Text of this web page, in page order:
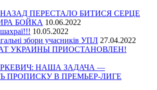
НАЗАД ПЕРЕСТАЛО БИТИСЯ СЕРЦЕ
БОЙКА 10.06.2022
10.05.2022
збори учасників УПЛ 27.04.2022
УКРАИНЫ ПРИОСТАНОВЛЕН!
НАША ЗАДАЧА —
ПРОПИСКУ В ПРЕМЬЕР-ЛИГЕ